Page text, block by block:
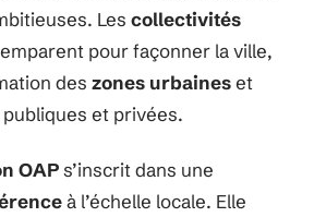
Les collectivités
emparent pour façonner la ville,
des zones urbaineset
et privées.
OAPs’inscrit dans une
à l’échelle locale. Elle